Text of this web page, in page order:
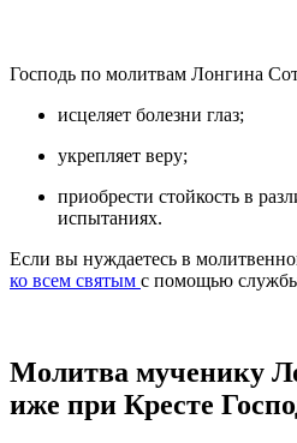
Господь по молитвам Лонгина
исцеляет болезни глаз;
укрепляет веру;
приобрести стойкость в
испытаниях.
Если вы нуждаетесь в
ко всем святым с помощью
Молитва мученику
иже при Кресте